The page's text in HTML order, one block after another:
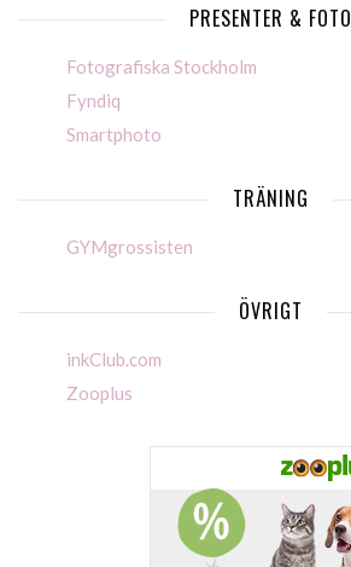
PRESENTER & FOTO
Fotografiska Stockholm
Fyndiq
Smartphoto
TRÄNING
GYMgrossisten
ÖVRIGT
inkClub.com
Zooplus